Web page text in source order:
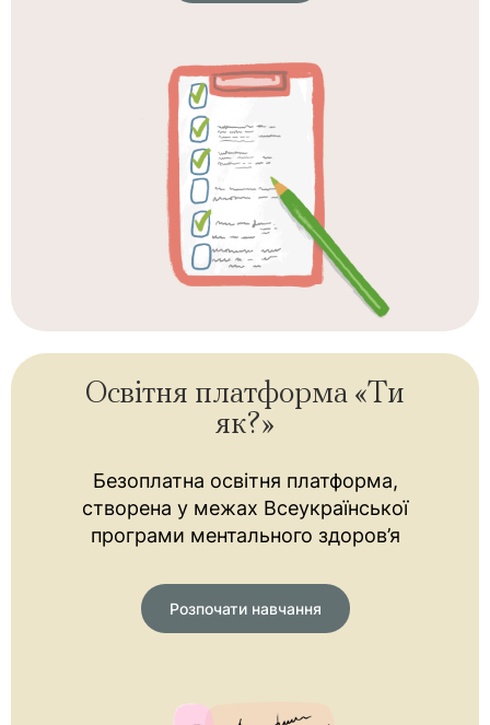
Освітня платформа «Ти
як?»
Безоплатна освітня платформа,
створена у межах Всеукраїнської
програми ментального здоров’я
Розпочати навчання